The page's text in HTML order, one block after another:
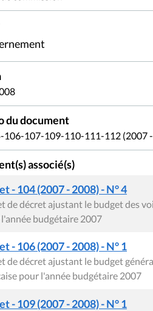
du document
106-107-109-110-111-112 (2007 -
associé(s)
- 104 (2007 - 2008) - N° 4
de décret ajustant le budget des
budgétaire 2007
- 106 (2007 - 2008) - N° 1
de décret ajustant le budget
pour l'année budgétaire 2007
- 109 (2007 - 2008) - N° 1